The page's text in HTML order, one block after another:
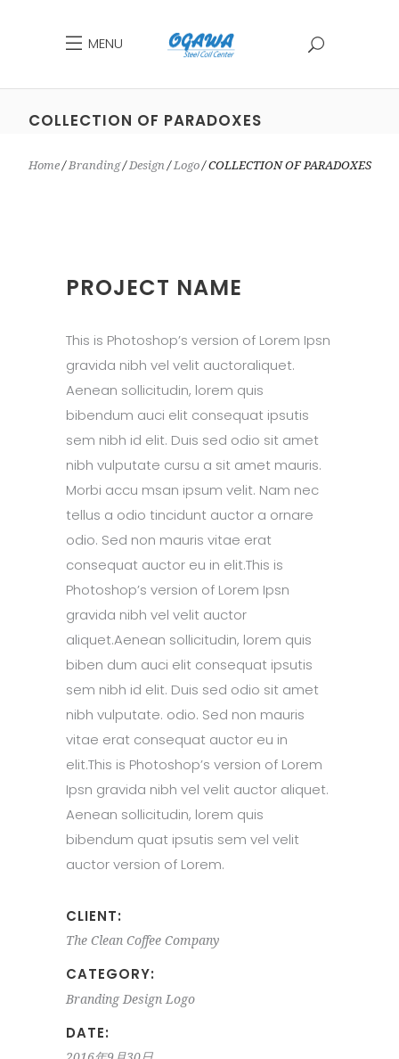
MENU
COLLECTION OF PARADOXES
Home Branding Design Logo COLLECTION OF PARADOXES
PROJECT NAME
This is Photoshop’s version of Lorem Ipsn
gravida nibh vel velit auctoraliquet.
Aenean sollicitudin, lorem quis
bibendum auci elit consequat ipsutis
sem nibh id elit. Duis sed odio sit amet
nibh vulputate cursu a sit amet mauris.
Morbi accu msan ipsum velit. Nam nec
tellus a odio tincidunt auctor a ornare
odio. Sed non mauris vitae erat
consequat auctor eu in elit.This is
Photoshop’s version of Lorem Ipsn
gravida nibh vel velit auctor
aliquet.Aenean sollicitudin, lorem quis
biben dum auci elit consequat ipsutis
sem nibh id elit. Duis sed odio sit amet
nibh vulputate. odio. Sed non mauris
vitae erat consequat auctor eu in
elit.This is Photoshop’s version of Lorem
Ipsn gravida nibh vel velit auctor aliquet.
Aenean sollicitudin, lorem quis
bibendum quat ipsutis sem vel velit
auctor version of Lorem.
CLIENT:
The Clean Coffee Company
CATEGORY:
Branding Design Logo
DATE: